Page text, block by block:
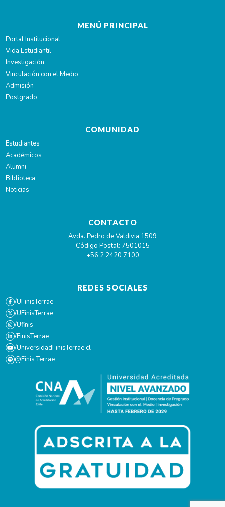
MENÚ PRINCIPAL
Portal Institucional
Vida Estudiantil
Investigación
Vinculación con el Medio
Admisión
Postgrado
COMUNIDAD
Estudiantes
Académicos
Alumni
Biblioteca
Noticias
CONTACTO
Avda. Pedro de Valdivia 1509
Código Postal: 7501015
+56 2 2420 7100
REDES SOCIALES
/UFinisTerrae
/UFinisTerrae
/Ufinis
/FinisTerrae
/UniversidadFinisTerrae.cl
@Finis Terrae